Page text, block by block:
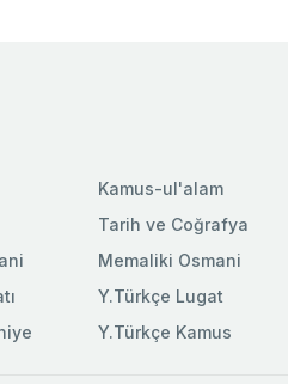
Kamus-ul'alam
Tarih ve Coğrafya
Memaliki Osmani
Y.Türkçe Lugat
Y.Türkçe Kamus